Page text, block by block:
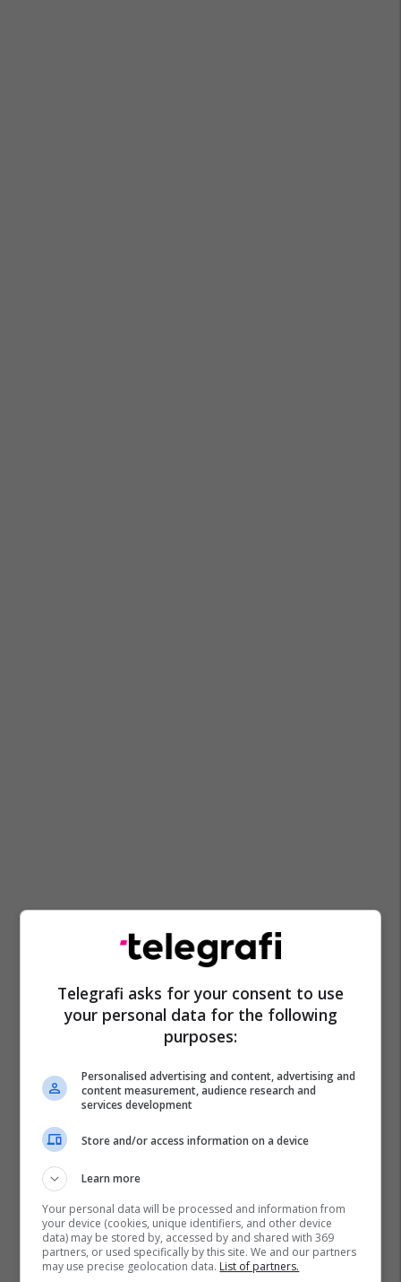
Kisha
Telegrafi asks for your consent to use
your personal data for the following
purposes:
Personalised advertising and content, advertising and
content measurement, audience research and
services development
Store and/or access information on a device
Learn more
Your personal data will be processed and information from
your device (cookies, unique identifiers, and other device
data) may be stored by, accessed by and shared with 369
partners, or used specifically by this site. We and our partners
may use precise geolocation data. List of partners.